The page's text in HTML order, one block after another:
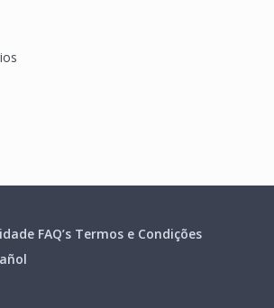
FAQ’s Termos e Condições